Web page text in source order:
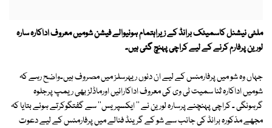
ملٹی نیشنل کاسمیٹک برانڈ کے زیراہتمام ہونیوالے فیشن شومیں معروف اداکارہ سارہ
لورین پرفارم کرنے کے لیے کراچی پہنچ گئی ہیں۔
جہاں وہ شو میں پرفارمنس کے لیے ان دنوں ریہرسلز میں مصروف ہیں۔واضح رہے کہ
شومیں اداکارہ ثنا سمیت ٹی وی کی معروف اداکارائیں اورماڈلز بھی ریمپ پرجلوہ
گرہونگی ۔ کراچی پہنچنے پرسارہ لورین نے '' ایکسپریس'' سے گفتگوکرتے ہوئے بتایا کہ
مجھے مذکورہ برانڈ کی جانب سے شو کے گرینڈ فنالے میں پرفارمنس کے لیے دعوت